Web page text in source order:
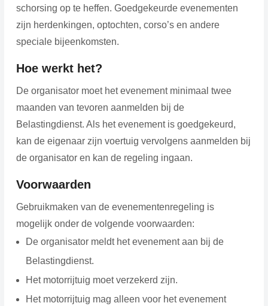
schorsing op te heffen. Goedgekeurde evenementen
zijn herdenkingen, optochten, corso’s en andere
speciale bijeenkomsten.
Hoe werkt het?
De organisator moet het evenement minimaal twee
maanden van tevoren aanmelden bij de
Belastingdienst. Als het evenement is goedgekeurd,
kan de eigenaar zijn voertuig vervolgens aanmelden bij
de organisator en kan de regeling ingaan.
Voorwaarden
Gebruikmaken van de evenementenregeling is
mogelijk onder de volgende voorwaarden:
De organisator meldt het evenement aan bij de
Belastingdienst.
Het motorrijtuig moet verzekerd zijn.
Het motorrijtuig mag alleen voor het evenement